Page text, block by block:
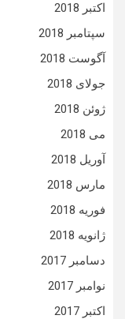
اکتبر 2018
سپتامبر 2018
آگوست 2018
جولای 2018
ژوئن 2018
می 2018
آوریل 2018
مارس 2018
فوریه 2018
ژانویه 2018
دسامبر 2017
نوامبر 2017
اکتبر 2017